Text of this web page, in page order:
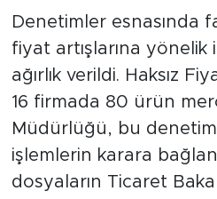
Denetimler esnasında
fiyat artışlarına yönelik
ağırlık verildi. Haksız
16 firmada 80 ürün
Müdürlüğü, bu
işlemlerin karara
dosyaların Ticaret